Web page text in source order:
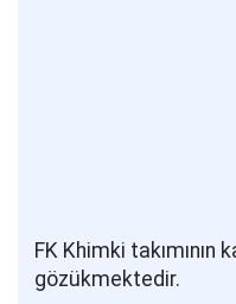
FK Khimki
gözükmektedir.